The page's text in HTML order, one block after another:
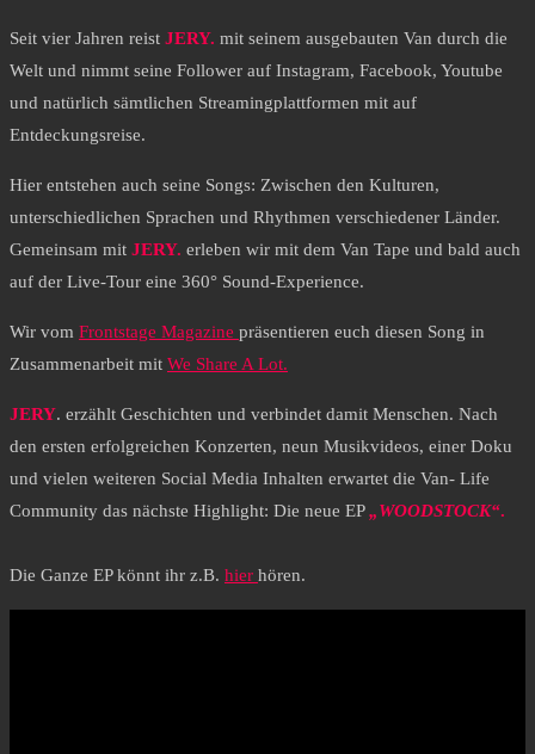
Seit vier Jahren reist JERY. mit seinem ausgebauten Van durch die
Welt und nimmt seine Follower auf Instagram, Facebook, Youtube
und natürlich sämtlichen Streamingplattformen mit auf
Entdeckungsreise.
Hier entstehen auch seine Songs: Zwischen den Kulturen,
unterschiedlichen Sprachen und Rhythmen verschiedener Länder.
Gemeinsam mit JERY. erleben wir mit dem Van Tape und bald auch
auf der Live-Tour eine 360° Sound-Experience.
Wir vom Frontstage Magazine präsentieren euch diesen Song in
Zusammenarbeit mit We Share A Lot.
JERY. erzählt Geschichten und verbindet damit Menschen. Nach
den ersten erfolgreichen Konzerten, neun Musikvideos, einer Doku
und vielen weiteren Social Media Inhalten erwartet die Van- Life
Community das nächste Highlight: Die neue EP„WOODSTOCK“.
Die Ganze EP könnt ihr z.B. hier hören.